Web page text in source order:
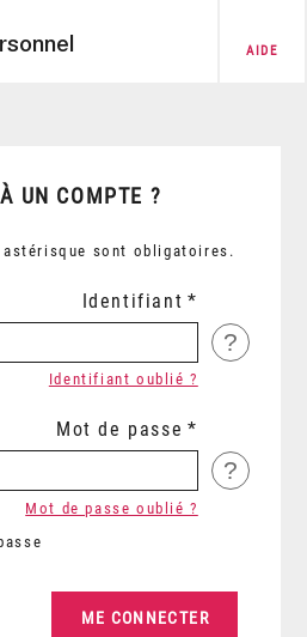
AIDE
UN COMPTE ?
astérisque sont obligatoires.
Identifiant
?
Identifiant oublié ?
Mot de passe
?
Mot de passe oublié ?